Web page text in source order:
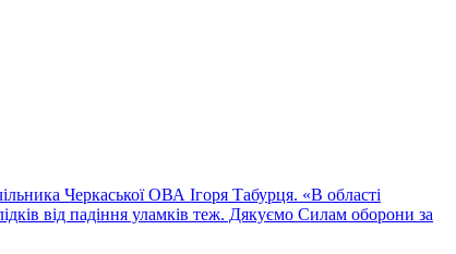
Черкаської ОВА Ігоря Табурця. «В області
від падіння уламків теж. Дякуємо Силам оборони за